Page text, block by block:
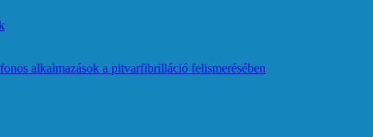
alkalmazások a pitvarfibrilláció felismerésében